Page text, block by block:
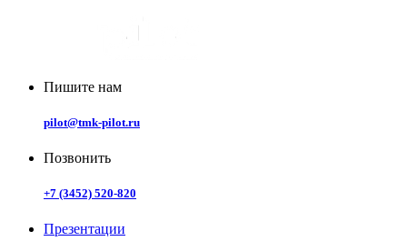
Пишите нам
pilot@tmk-pilot.ru
Позвонить
+7 (3452) 520-820
Презентации